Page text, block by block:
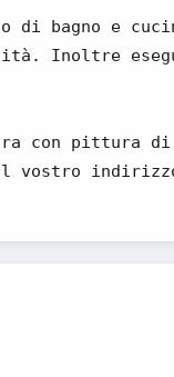
bagno e
Inoltre
con pittura
vostro